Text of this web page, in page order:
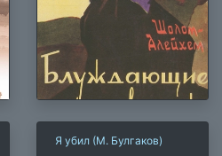
Я убил (М. Булгаков)